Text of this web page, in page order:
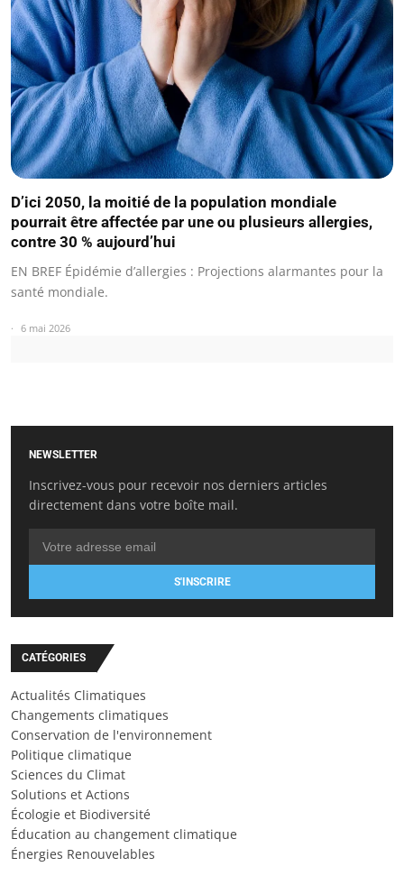
D’ici 2050, la moitié de la population mondiale
pourrait être affectée par une ou plusieurs allergies,
contre 30 % aujourd’hui
EN BREF Épidémie d’allergies : Projections alarmantes pour la
santé mondiale.
6 mai 2026
NEWSLETTER
Inscrivez-vous pour recevoir nos derniers articles
directement dans votre boîte mail.
S'INSCRIRE
CATÉGORIES
Actualités Climatiques
Changements climatiques
Conservation de l'environnement
Politique climatique
Sciences du Climat
Solutions et Actions
Écologie et Biodiversité
Éducation au changement climatique
Énergies Renouvelables